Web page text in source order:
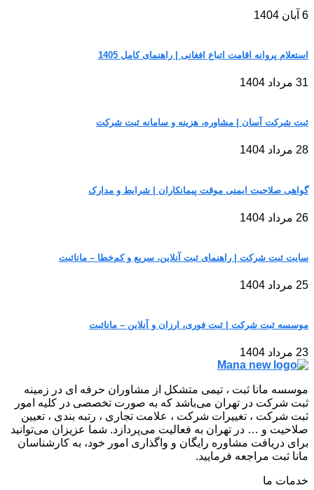
6 آبان 1404
استعلام پروانه اقامت اتباع افغانی | راهنمای کامل 1405
31 مرداد 1404
ثبت شرکت آسان | مشاوره، هزینه و سامانه ثبت شرکت
28 مرداد 1404
گواهی صلاحیت ایمنی موقت پیمانکاران | شرایط و مدارک
26 مرداد 1404
سایت ثبت شرکت | راهنمای ثبت آنلاین، سریع و کم‌خطا – مانا‌ثبت
25 مرداد 1404
موسسه ثبت شرکت | ثبت فوری، ارزان و آنلاین – مانا‌ثبت
23 مرداد 1404
موسسه مانا ثبت ، تیمی متشکل از مشاوران حرفه ای در زمینه
ثبت شرکت در تهران می‌باشد که به صورت تخصصی در کلیه امور
ثبت شرکت ، تغییرات شرکت ، علامت تجاری ، رتبه بندی ، تعیین
صلاحیت و … در تهران به فعالیت می‌پردازد. شما عزیزان می‌توانید
برای دریافت مشاوره رایگان و واگذاری امور خود، به کارشناسان
مانا ثبت مراجعه فرمایید.
خدمات ما